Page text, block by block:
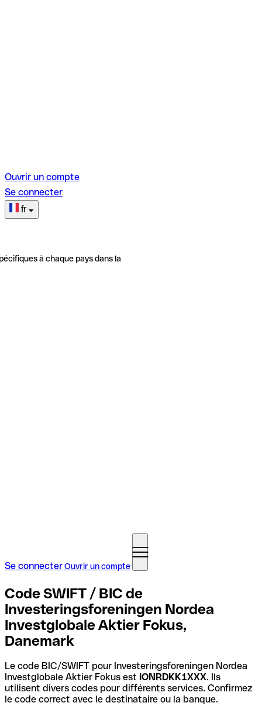
Ouvrir un compte
Se connecter
fr
à chaque pays dans la
Se connecterOuvrir un compte
Code SWIFT / BIC de
Investeringsforeningen Nordea
Investglobale Aktier Fokus,
Danemark
Le code BIC/SWIFT pour Investeringsforeningen Nordea
Investglobale Aktier Fokus est IONRDKK1XXX. Ils
utilisent divers codes pour différents services. Confirmez
le code correct avec le destinataire ou la banque.